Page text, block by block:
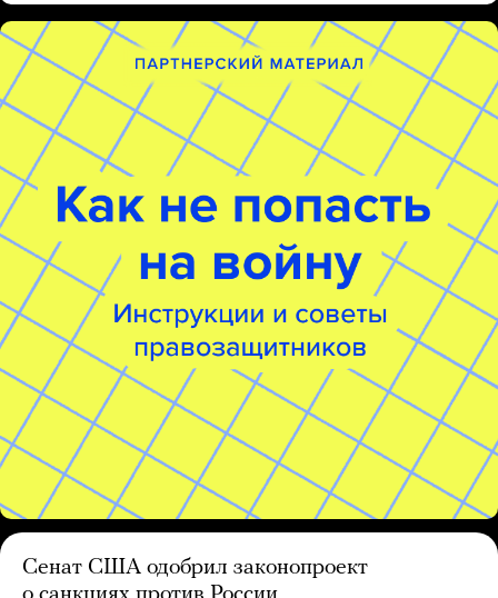
Сенат США одобрил законопроект